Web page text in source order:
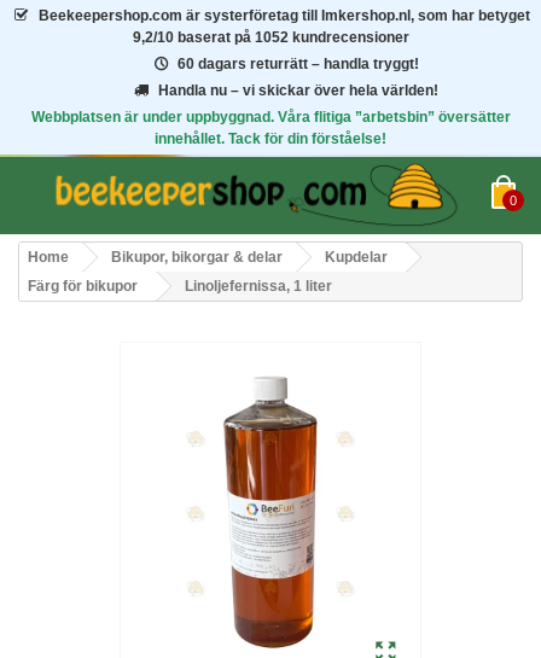
Beekeepershop.com är systerföretag till Imkershop.nl, som har betyget
9,2/10 baserat på 1052 kundrecensioner
60 dagars returrätt – handla tryggt!
Handla nu – vi skickar över hela världen!
Webbplatsen är under uppbyggnad. Våra flitiga ”arbetsbin” översätter
innehållet. Tack för din förståelse!
0
Home Bikupor, bikorgar & delar
Kupdelar
Färg för bikupor
Linoljefernissa, 1 liter